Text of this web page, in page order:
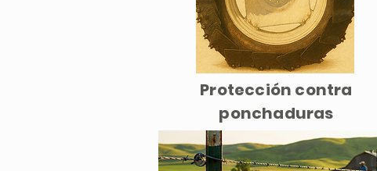
Protección contra
ponchaduras